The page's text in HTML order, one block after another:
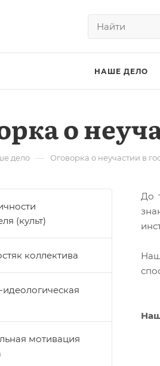
НАШЕ ДЕЛО
о
дело — Оговорка о неучастии в
До
(культ)
коллектива
мотивация